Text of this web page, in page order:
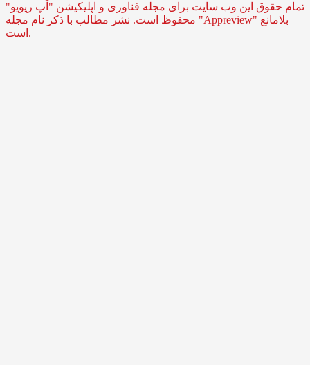
تمام حقوق این وب سایت برای مجله فناوری و اپلیکیشن "اَپ ریویو"
محفوظ است. نشر مطالب با ذکر نام مجله "Appreview" بلامانع
است.